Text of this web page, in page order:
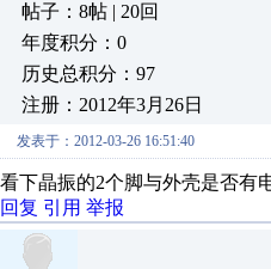
帖子：8帖 | 20回
年度积分：0
历史总积分：97
注册：2012年3月26日
发表于：2012-03-26 16:51:40
看下晶振的2个脚与外壳是否有
回复 引用 举报